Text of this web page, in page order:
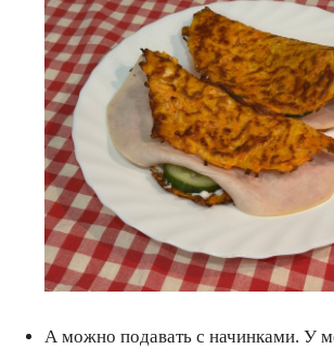
А можно подавать с начинками. У